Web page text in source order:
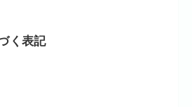
く表記